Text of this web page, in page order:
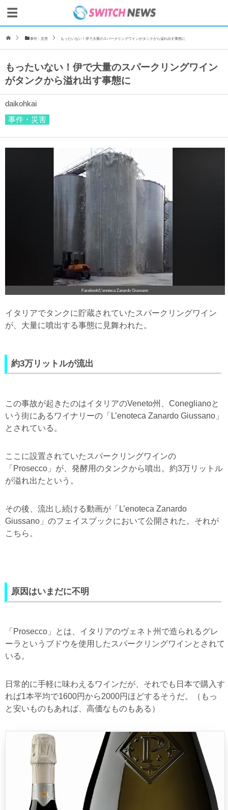
事件・災害 もったいない！伊で大量のスパークリングワインがタンクから溢れ出す事態に
もったいない！伊で大量のスパークリングワイン
がタンクから溢れ出す事態に
daikohkai
事件・災害
Facebook/L'enoteca Zanardo Giussano
イタリアでタンクに貯蔵されていたスパークリングワイン
が、大量に噴出する事態に見舞われた。
約3万リットルが流出
この事故が起きたのはイタリアのVeneto州、Coneglianoと
いう街にあるワイナリーの「L’enoteca Zanardo Giussano」
とされている。
ここに設置されていたスパークリングワインの
「Prosecco」が、発酵用のタンクから噴出。約3万リットル
が溢れ出たという。
その後、流出し続ける動画が「L’enoteca Zanardo
Giussano」のフェイスブックにおいて公開された。それが
こちら。
原因はいまだに不明
「Prosecco」とは、イタリアのヴェネト州で造られるグレ
ーラというブドウを使用したスパークリングワインとされて
いる。
日常的に手軽に味わえるワインだが、それでも日本で購入す
れば1本平均で1600円から2000円ほどするそうだ。（もっ
と安いものもあれば、高価なものもある）